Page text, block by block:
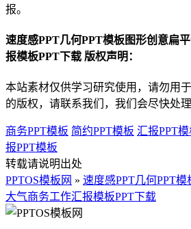
报。
速度感PPT几何PPT模板图形创意扁
报模板PPT下载 版权声明：
本站素材仅供学习研究使用，请勿用
的版权，请联系我们，我们会尽快处理
商务PPT模板 简约PPT模板 汇报PPT模
报PPT模板
转载请说明出处
PPTOS模板网 » 速度感PPT几何PPT
大气商务工作汇报模板PPT下载